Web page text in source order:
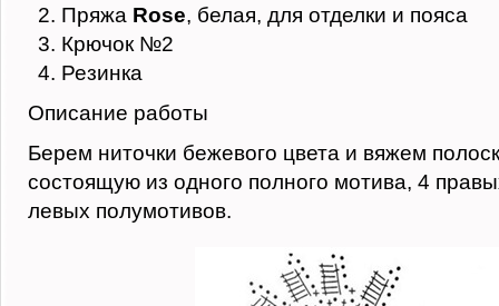
Пряжа Rose, белая, для отделки и пояса
Крючок №2
Резинка
Описание работы
Берем ниточки бежевого цвета и вяжем
состоящую из одного полного мотива, 4
левых полумотивов.